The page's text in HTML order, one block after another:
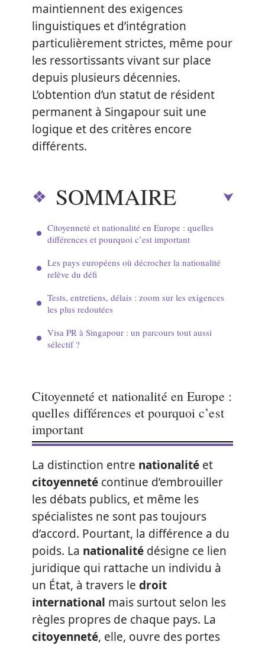
maintiennent des exigences
linguistiques et d’intégration
particulièrement strictes, même pour
les ressortissants vivant sur place
depuis plusieurs décennies.
L’obtention d’un statut de résident
permanent à Singapour suit une
logique et des critères encore
différents.
SOMMAIRE
Citoyenneté et nationalité en Europe : quelles
différences et pourquoi c’est important
Les pays européens où décrocher la nationalité
relève du défi
Tests, entretiens, délais : zoom sur les exigences
les plus redoutées
Visa PR à Singapour : un parcours tout aussi
sélectif ?
Citoyenneté et nationalité en Europe :
quelles différences et pourquoi c’est
important
La distinction entre nationalité et
citoyenneté continue d’embrouiller
les débats publics, et même les
spécialistes ne sont pas toujours
d’accord. Pourtant, la différence a du
poids. La nationalité désigne ce lien
juridique qui rattache un individu à
un État, à travers le droit
international mais surtout selon les
règles propres de chaque pays. La
citoyenneté, elle, ouvre des portes